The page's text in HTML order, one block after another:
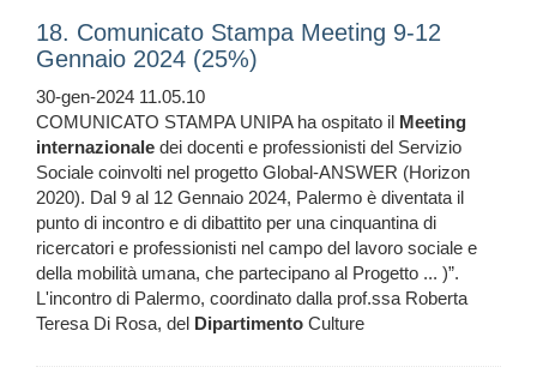
18. Comunicato Stampa Meeting 9-12
Gennaio 2024 (25%)
30-gen-2024 11.05.10
COMUNICATO STAMPA UNIPA ha ospitato il Meeting
internazionale dei docenti e professionisti del Servizio
Sociale coinvolti nel progetto Global-ANSWER (Horizon
2020). Dal 9 al 12 Gennaio 2024, Palermo è diventata il
punto di incontro e di dibattito per una cinquantina di
ricercatori e professionisti nel campo del lavoro sociale e
della mobilità umana, che partecipano al Progetto ... )”.
L'incontro di Palermo, coordinato dalla prof.ssa Roberta
Teresa Di Rosa, del Dipartimento Culture